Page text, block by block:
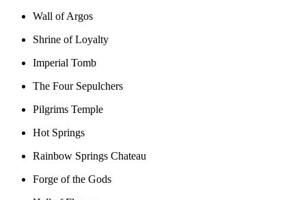
Wall of Argos
Shrine of Loyalty
Imperial Tomb
The Four Sepulchers
Pilgrims Temple
Hot Springs
Rainbow Springs Chateau
Forge of the Gods